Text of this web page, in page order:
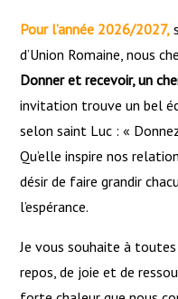
Pour l’année 2026/2027,
d’Union Romaine, nous
Donner et recevoir, un
invitation trouve un bel
selon saint Luc : «
Qu’elle inspire nos
désir de faire grandir
l’espérance.
Je vous souhaite à
repos, de joie et de